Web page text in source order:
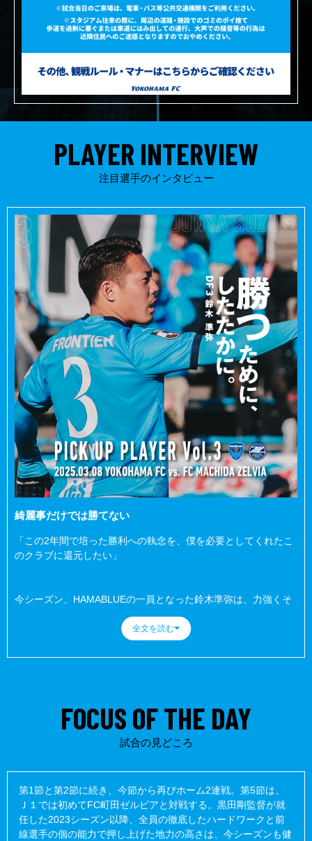
PLAYER INTERVIEW
注目選手のインタビュー
綺麗事だけでは勝てない
「この2年間で培った勝利への執念を、僕を必要としてくれたこ
のクラブに還元したい」
今シーズン、HAMABLUEの一員となった鈴木準弥は、力強くそ
当たり負けしない守備力だけでなく、精度の高いプレースキック
昨シーズンまで所属したFC町田ゼルビアでは、とにかく“結
果”を追い求めることを、徹底的に刷り込まれた。
改めてサッカーは「綺麗事だけでは勝てないスポーツ」だと思い
知らされたと、鈴木は町田で過ごした日々を振り返る。
「いい意味でも悪い意味でもたくさん話題になりましたが、中に
全文を読む
FOCUS OF THE DAY
試合の見どころ
第1節と第2節に続き、今節から再びホーム2連戦。第5節は、
Ｊ１では初めてFC町田ゼルビアと対戦する。黒田剛監督が就
任した2023シーズン以降、全員の徹底したハードワークと前
線選手の個の能力で押し上げた地力の高さは、今シーズンも健